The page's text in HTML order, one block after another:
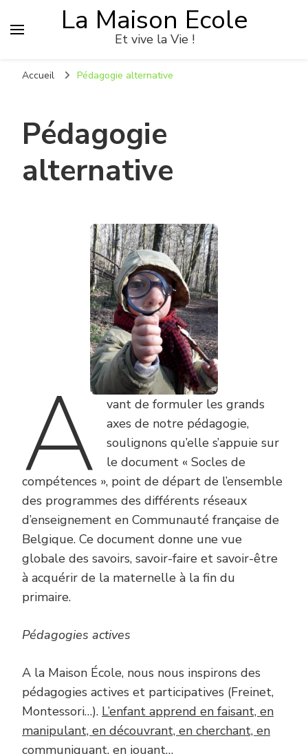
La Maison Ecole
Et vive la Vie !
Accueil Pédagogie alternative
Pédagogie
alternative
A
vant de formuler les grands
axes de notre pédagogie,
soulignons qu’elle s’appuie sur
le document « Socles de
compétences », point de départ de l’ensemble
des programmes des différents réseaux
d’enseignement en Communauté française de
Belgique. Ce document donne une vue
globale des savoirs, savoir-faire et savoir-être
à acquérir de la maternelle à la fin du
primaire.
Pédagogies actives
A la Maison École, nous nous inspirons des
pédagogies actives et participatives (Freinet,
Montessori…). L’enfant apprend en faisant, en
manipulant, en découvrant, en cherchant, en
communiquant, en jouant…